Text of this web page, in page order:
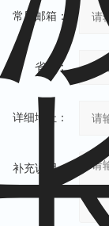
常用邮箱：
省份：
详细地址：
补充说明：